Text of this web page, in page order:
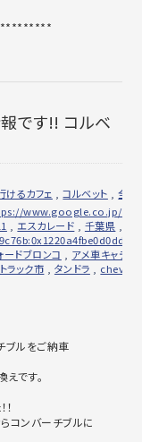
です!! コルベ
けるカフェ ,コルベット ,全国
www.google.co.jp/
エスカレード 千葉県
ードブロンコ
アメ車キャデラ
トラック市 タンドラ
ブルをご納車
です。
コンバーチブルに